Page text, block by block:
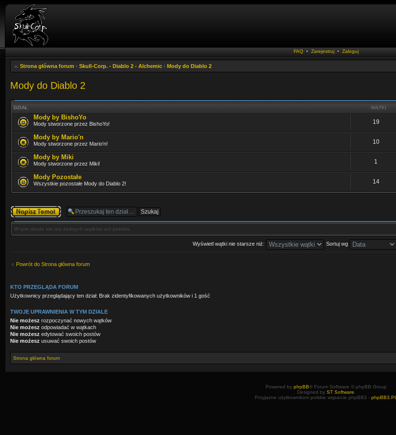
FAQ • Zarejestruj • Zaloguj
Strona główna forum ‹ Skull-Corp. - Diablo 2 - Alchemic ‹ Mody do Diablo 2
Mody do Diablo 2
DZIAŁ WĄTKI
Mody by BishoYo
Mody stworzone przez BishoYo! 19
Mody by Mario'n
Mody stworzone przez Mario'n! 10
Mody by Miki
Mody stworzone przez Miki! 1
Mody Pozostałe
Wszystkie pozostałe Mody do Diablo 2! 14
Napisz wątek
W tym dziale nie ma żadnych wątków ani postów.
Wyświetl wątki nie starsze niż: Sortuj wg
Powrót do Strona główna forum
KTO PRZEGLĄDA FORUM
Użytkownicy przeglądający ten dział: Brak zidentyfikowanych użytkowników i 1 gość
TWOJE UPRAWNIENIA W TYM DZIALE
Nie możesz rozpoczynać nowych wątków
Nie możesz odpowiadać w wątkach
Nie możesz edytować swoich postów
Nie możesz usuwać swoich postów
Strona główna forum
Powered by phpBB® Forum Software © phpBB Group
Designed by ST Software
Przyjazne użytkownikom polskie wsparcie phpBB3 - phpBB3.PL